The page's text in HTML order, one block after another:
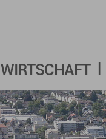
WIRTSCHAFT